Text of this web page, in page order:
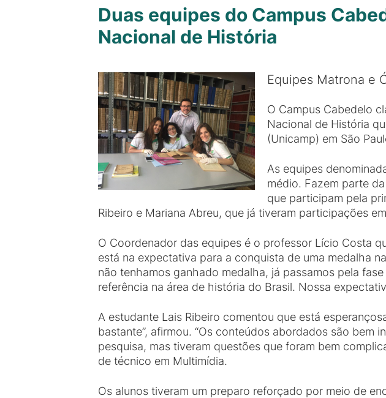
Duas equipes do Campus
Nacional de História
Equipes Matrona e
O Campus Cabedelo
Nacional de História
(Unicamp) em São
As equipes
médio. Fazem parte
que participam pela
Ribeiro e Mariana Abreu, que já tiveram participações
O Coordenador das equipes é o professor Lício Costa
está na expectativa para a conquista de uma medalha
não tenhamos ganhado medalha, já passamos pela
referência na área de história do Brasil. Nossa
A estudante Lais Ribeiro comentou que está
bastante”, afirmou. “Os conteúdos abordados são bem
pesquisa, mas tiveram questões que foram bem
de técnico em Multimídia.
Os alunos tiveram um preparo reforçado por meio de